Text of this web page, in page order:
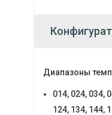
Диапазоны
014, 024, 034,
124, 134, 144,